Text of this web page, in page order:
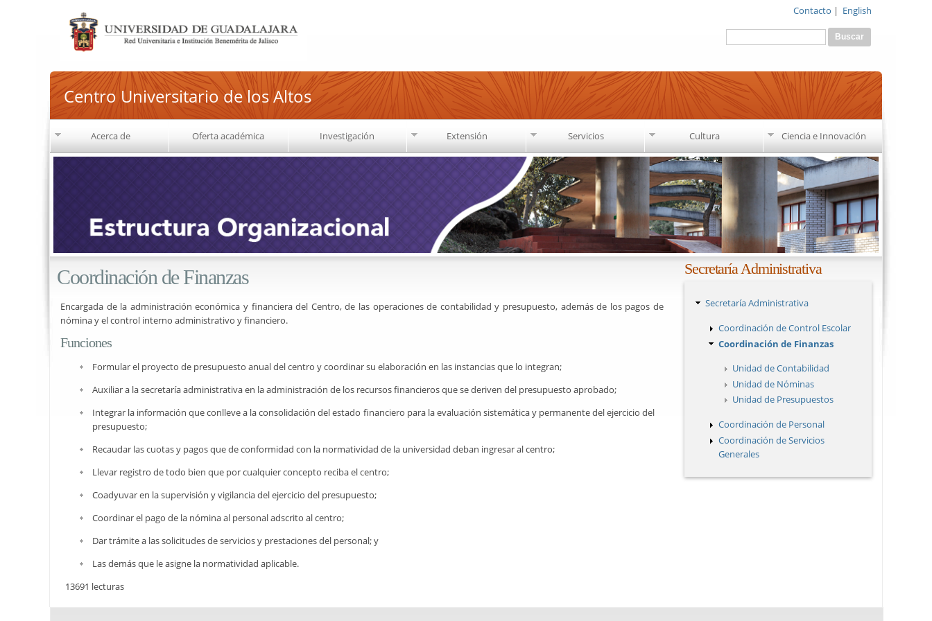
Contacto | English
Formulario de búsqueda
Centro Universitario de los Altos
Acerca de Oferta académica Investigación Extensión Servicios Cultura Ciencia e Innovación
Coordinación de Finanzas
Encargada de la administración económica y financiera del Centro, de las operaciones de contabilidad y presupuesto, además de los pagos de
nómina y el control interno administrativo y financiero.
Funciones
Formular el proyecto de presupuesto anual del centro y coordinar su elaboración en las instancias que lo integran;
Auxiliar a la secretaría administrativa en la administración de los recursos financieros que se deriven del presupuesto aprobado;
Integrar la información que conlleve a la consolidación del estado financiero para la evaluación sistemática y permanente del ejercicio del
presupuesto;
Recaudar las cuotas y pagos que de conformidad con la normatividad de la universidad deban ingresar al centro;
Llevar registro de todo bien que por cualquier concepto reciba el centro;
Coadyuvar en la supervisión y vigilancia del ejercicio del presupuesto;
Coordinar el pago de la nómina al personal adscrito al centro;
Dar trámite a las solicitudes de servicios y prestaciones del personal; y
Las demás que le asigne la normatividad aplicable.
13691 lecturas
Secretaría Administrativa
Secretaría Administrativa
Coordinación de Control Escolar
Coordinación de Finanzas
Unidad de Contabilidad
Unidad de Nóminas
Unidad de Presupuestos
Coordinación de Personal
Coordinación de Servicios
Generales